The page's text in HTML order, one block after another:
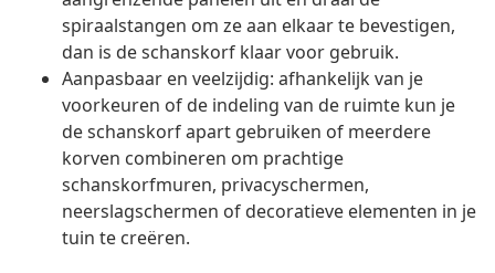
spiraalstangen om ze aan elkaar te bevestigen,
dan is de schanskorf klaar voor gebruik.
Aanpasbaar en veelzijdig: afhankelijk van je
voorkeuren of de indeling van de ruimte kun je
de schanskorf apart gebruiken of meerdere
korven combineren om prachtige
schanskorfmuren, privacyschermen,
neerslagschermen of decoratieve elementen in je
tuin te creëren.